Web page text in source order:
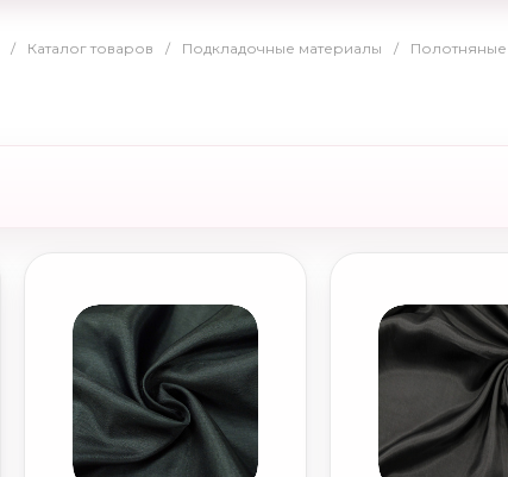
/ Каталог товаров / Подкладочные материалы / Полотняные